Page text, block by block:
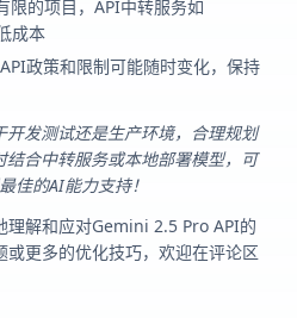
限的项目，API中转服务如
成本
政策和限制可能随时变化，保持
发测试还是生产环境，合理规划
结合中转服务或本地部署模型，可
佳的AI能力支持！
理解和应对Gemini 2.5 Pro API的
更多的优化技巧，欢迎在评论区